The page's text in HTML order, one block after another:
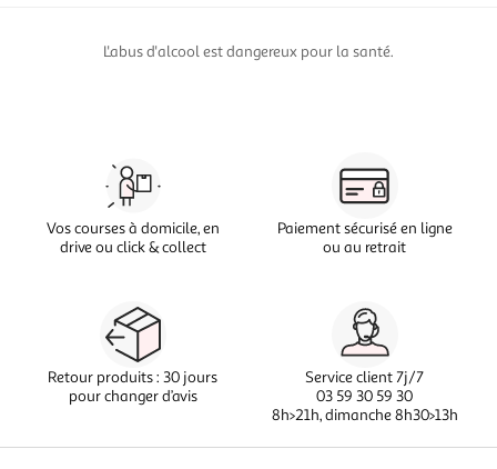
L'abus d'alcool est dangereux pour la santé.
Vos courses à domicile, en
drive ou click & collect
Paiement sécurisé en ligne
ou au retrait
Retour produits : 30 jours
pour changer d’avis
Service client 7j/7
03 59 30 59 30
8h>21h, dimanche 8h30>13h